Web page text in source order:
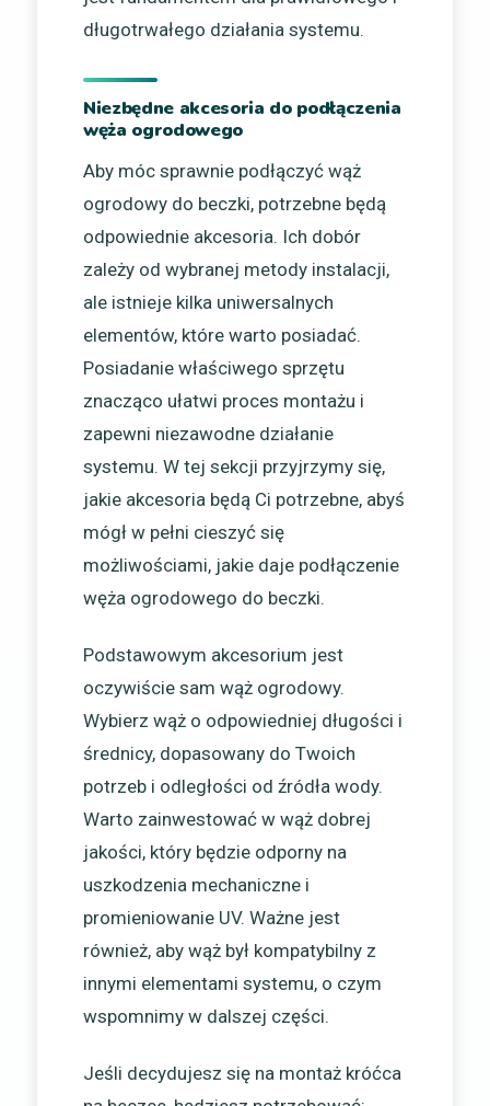
długotrwałego działania systemu.
Niezbędne akcesoria do podłączenia
węża ogrodowego
Aby móc sprawnie podłączyć wąż
ogrodowy do beczki, potrzebne będą
odpowiednie akcesoria. Ich dobór
zależy od wybranej metody instalacji,
ale istnieje kilka uniwersalnych
elementów, które warto posiadać.
Posiadanie właściwego sprzętu
znacząco ułatwi proces montażu i
zapewni niezawodne działanie
systemu. W tej sekcji przyjrzymy się,
jakie akcesoria będą Ci potrzebne, abyś
mógł w pełni cieszyć się
możliwościami, jakie daje podłączenie
węża ogrodowego do beczki.
Podstawowym akcesorium jest
oczywiście sam wąż ogrodowy.
Wybierz wąż o odpowiedniej długości i
średnicy, dopasowany do Twoich
potrzeb i odległości od źródła wody.
Warto zainwestować w wąż dobrej
jakości, który będzie odporny na
uszkodzenia mechaniczne i
promieniowanie UV. Ważne jest
również, aby wąż był kompatybilny z
innymi elementami systemu, o czym
wspomnimy w dalszej części.
Jeśli decydujesz się na montaż króćca